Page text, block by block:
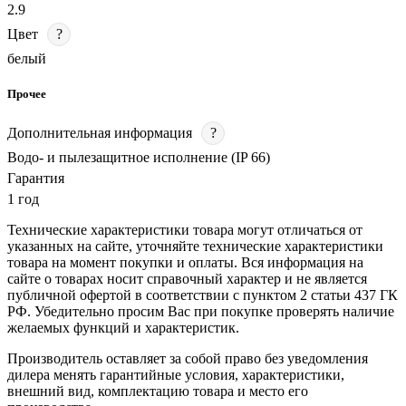
2.9
Цвет
?
белый
Прочее
Дополнительная информация
?
Водо- и пылезащитное исполнение (IP 66)
Гарантия
1 год
Технические характеристики товара могут отличаться от
указанных на сайте, уточняйте технические характеристики
товара на момент покупки и оплаты. Вся информация на
сайте о товарах носит справочный характер и не является
публичной офертой в соответствии с пунктом 2 статьи 437 ГК
РФ. Убедительно просим Вас при покупке проверять наличие
желаемых функций и характеристик.
Производитель оставляет за собой право без уведомления
дилера менять гарантийные условия, характеристики,
внешний вид, комплектацию товара и место его